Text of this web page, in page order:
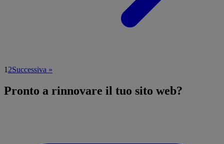
1 2Successiva »
Pronto a rinnovare il tuo sito web?